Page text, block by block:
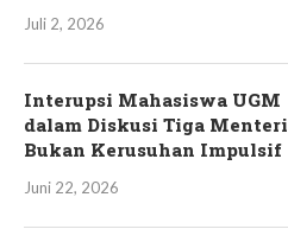
Juli 2, 2026
Interupsi Mahasiswa UGM
dalam Diskusi Tiga Menteri
Bukan Kerusuhan Impulsif
Juni 22, 2026